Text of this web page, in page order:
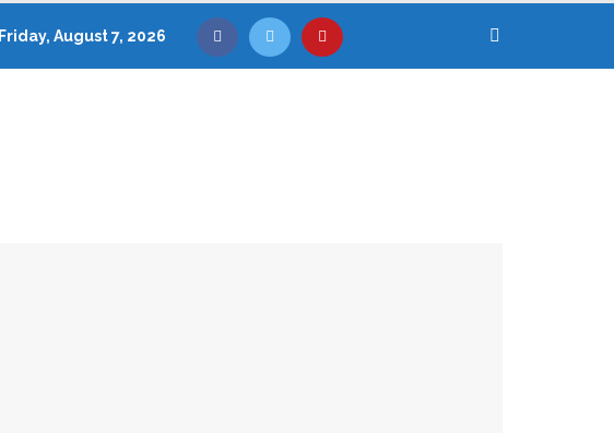
Friday, August 7, 2026